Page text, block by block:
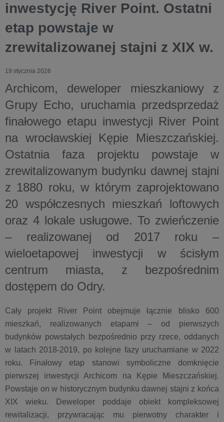
inwestycję River Point. Ostatni
etap powstaje w
zrewitalizowanej stajni z XIX w.
19 stycznia 2026
Archicom, deweloper mieszkaniowy z
Grupy Echo, uruchamia przedsprzedaż
finałowego etapu inwestycji River Point
na wrocławskiej Kępie Mieszczańskiej.
Ostatnia faza projektu powstaje w
zrewitalizowanym budynku dawnej stajni
z 1880 roku, w którym zaprojektowano
20 współczesnych mieszkań loftowych
oraz 4 lokale usługowe. To zwieńczenie
– realizowanej od 2017 roku –
wieloetapowej inwestycji w ścisłym
centrum miasta, z bezpośrednim
dostępem do Odry.
Cały projekt River Point obejmuje łącznie blisko 600
mieszkań, realizowanych etapami – od pierwszych
budynków powstałych bezpośrednio przy rzece, oddanych
w latach 2018-2019, po kolejne fazy uruchamiane w 2022
roku. Finałowy etap stanowi symboliczne domknięcie
pierwszej inwestycji Archicom na Kępie Mieszczańskiej.
Powstaje on w historycznym budynku dawnej stajni z końca
XIX wieku. Deweloper poddaje obiekt kompleksowej
rewitalizacji, przywracając mu pierwotny charakter i